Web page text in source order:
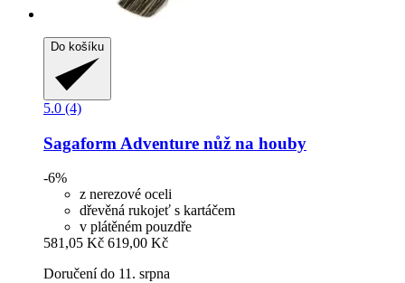
Do košíku
5.0 (4)
Sagaform Adventure nůž na houby
-6%
z nerezové oceli
dřevěná rukojeť s kartáčem
v plátěném pouzdře
581,05 Kč 619,00 Kč
Doručení do 11. srpna